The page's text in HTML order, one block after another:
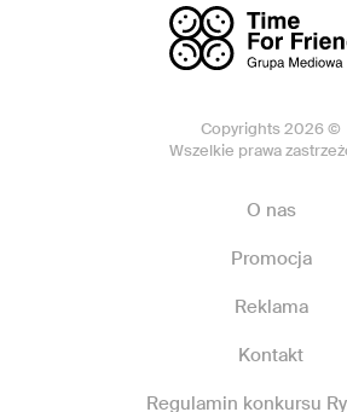
Copyrights 2026 ©
Wszelkie prawa
O nas
Promocja
Reklama
Kontakt
Regulamin konkursu